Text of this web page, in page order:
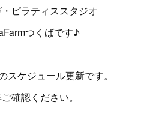
ピラティススタジオ
つくばです♪
スケジュール更新です。
確認ください。